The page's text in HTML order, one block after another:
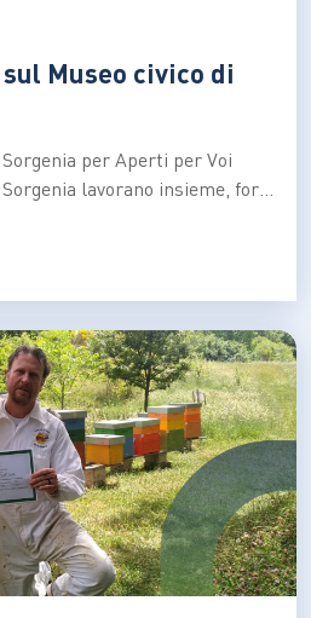
Museo civico di
per Aperti per Voi
lavorano insieme, forti
tecnologica e un
siano strumenti
Sorgenia affianca il
per Voi,…